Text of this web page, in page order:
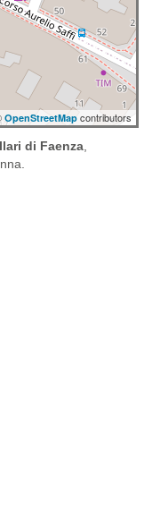
OpenStreetMap contributors
di Faenza